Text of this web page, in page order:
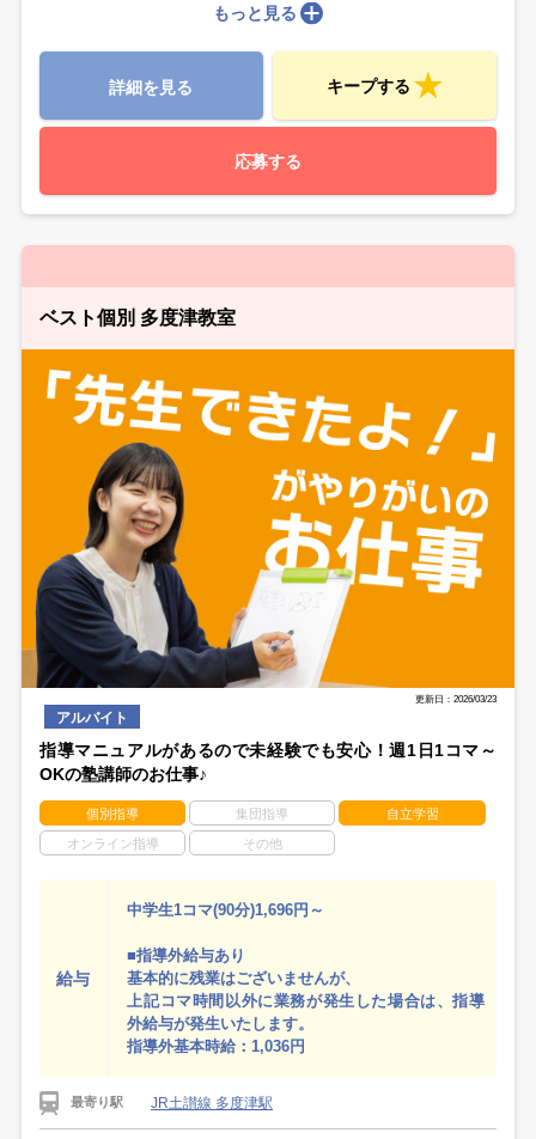
もっと見る
詳細を見る キープする
応募する
ベスト個別 多度津教室
更新日：2026/03/23
アルバイト
指導マニュアルがあるので未経験でも安心！週1日1コマ～
OKの塾講師のお仕事♪
個別指導 集団指導 自立学習
オンライン指導 その他
給与
中学生1コマ(90分)1,696円～
■指導外給与あり
基本的に残業はございませんが、
上記コマ時間以外に業務が発生した場合は、指導
外給与が発生いたします。
指導外基本時給：1,036円
最寄り駅 JR土讃線 多度津駅